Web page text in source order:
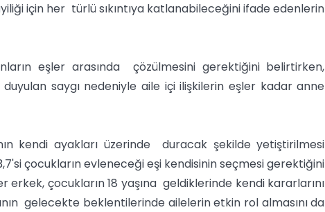
için her türlü sıkıntıya katlanabileceğini ifade edenlerin
eşler arasında çözülmesini gerektiğini belirtirken,
saygı nedeniyle aile içi ilişkilerin eşler kadar anne
kendi ayakları üzerinde duracak şekilde yetiştirilmesi
çocukların evleneceği eşi kendisinin seçmesi gerektiğini
çocukların 18 yaşına geldiklerinde kendi kararlarını
gelecekte beklentilerinde ailelerin etkin rol almasını da